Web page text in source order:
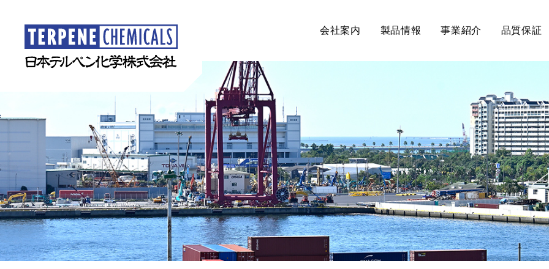
会社案内 製品情報 事業紹介 品質保証